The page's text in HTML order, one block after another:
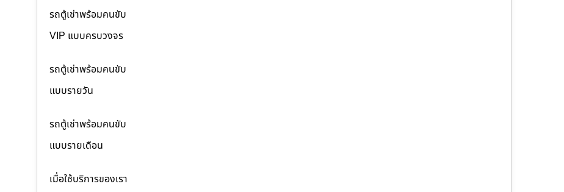
รถตู้เช่าพร้อมคนขับ
VIP แบบครบวงจร
รถตู้เช่าพร้อมคนขับ
แบบรายวัน
รถตู้เช่าพร้อมคนขับ
แบบรายเดือน
เมื่อใช้บริการของเรา